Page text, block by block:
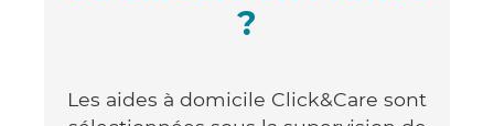
?
Les aides à domicile Click&Care sont